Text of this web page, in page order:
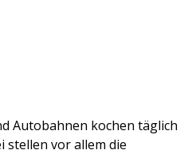
Autobahnen kochen täglich
stellen vor allem die